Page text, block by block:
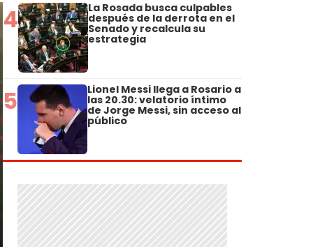
4 La Rosada busca culpables
después de la derrota en el
Senado y recalcula su
estrategia
5 Lionel Messi llega a Rosario a
las 20.30: velatorio íntimo
de Jorge Messi, sin acceso al
público